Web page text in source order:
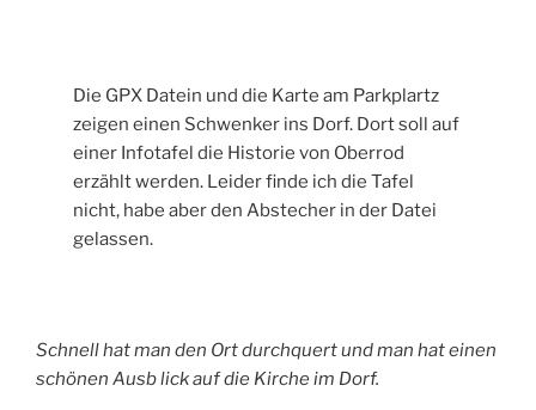
Die GPX Datein und die Karte am Parkplartz
zeigen einen Schwenker ins Dorf. Dort soll auf
einer Infotafel die Historie von Oberrod
erzählt werden. Leider finde ich die Tafel
nicht, habe aber den Abstecher in der Datei
gelassen.
Schnell hat man den Ort durchquert und man hat einen
schönen Ausb lick auf die Kirche im Dorf.